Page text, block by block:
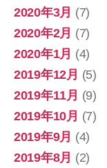
2020年3月 (7)
2020年2月 (7)
2020年1月 (4)
2019年12月 (5)
2019年11月 (9)
2019年10月 (7)
2019年9月 (4)
2019年8月 (2)